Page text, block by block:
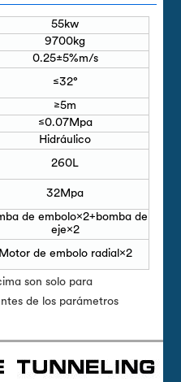
55kw
9700kg
0.25±5%m/s
≤32°
≥5m
≤0.07Mpa
Hidráulico
260L
32Mpa
de embolo×2+bomba de
eje×2
Motor de embolo radial×2
son solo para
de los parámetros